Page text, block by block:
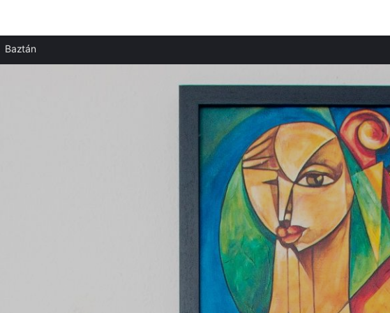
Apartamentos en Arizkun
Apartamentos en Erratzu
Baztán